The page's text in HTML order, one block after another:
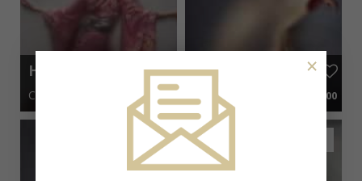
Hanagasumi
Casper Faassen € 2.500,00
40 cm x 50 cm € 37,50 p.m.
Mado II
Casper Faassen € 2.500,00
40 cm x 50 cm € 37,50 p.m.
Niet beschikbaar
×